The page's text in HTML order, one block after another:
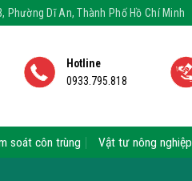
Phường Dĩ An, Thành Phố Hồ Chí Minh
Hotline
0933.795.818
soát côn trùng Vật tư nông nghiệp